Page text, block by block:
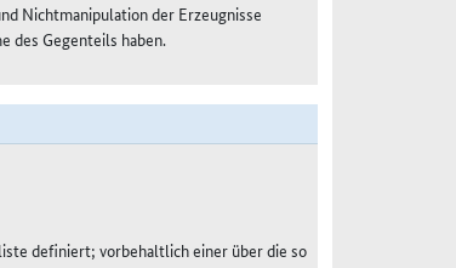
Nichtmanipulation der Erzeugnisse
des Gegenteils haben.
definiert; vorbehaltlich einer über die so